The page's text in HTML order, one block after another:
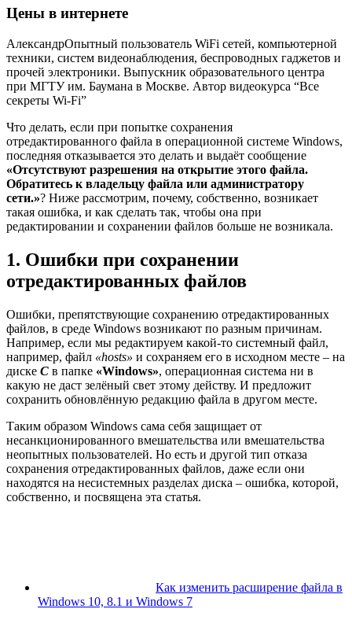
Цены в интернете
АлександрОпытный пользователь WiFi сетей, компьютерной
техники, систем видеонаблюдения, беспроводных гаджетов и
прочей электроники. Выпускник образовательного центра
при МГТУ им. Баумана в Москве. Автор видеокурса “Все
секреты Wi-Fi”
Что делать, если при попытке сохранения
отредактированного файла в операционной системе Windows,
последняя отказывается это делать и выдаёт сообщение
«Отсутствуют разрешения на открытие этого файла.
Обратитесь к владельцу файла или администратору
сети.»? Ниже рассмотрим, почему, собственно, возникает
такая ошибка, и как сделать так, чтобы она при
редактировании и сохранении файлов больше не возникала.
1. Ошибки при сохранении
отредактированных файлов
Ошибки, препятствующие сохранению отредактированных
файлов, в среде Windows возникают по разным причинам.
Например, если мы редактируем какой-то системный файл,
например, файл «hosts» и сохраняем его в исходном месте – на
диске С в папке «Windows», операционная система ни в
какую не даст зелёный свет этому действу. И предложит
сохранить обновлённую редакцию файла в другом месте.
Таким образом Windows сама себя защищает от
несанкционированного вмешательства или вмешательства
неопытных пользователей. Но есть и другой тип отказа
сохранения отредактированных файлов, даже если они
находятся на несистемных разделах диска – ошибка, которой,
собственно, и посвящена эта статья.
Как изменить расширение файла в
Windows 10, 8.1 и Windows 7